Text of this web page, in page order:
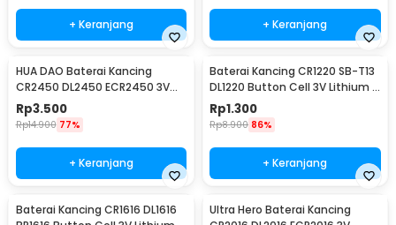
+ Keranjang + Keranjang
HUA DAO Baterai Kancing
CR2450 DL2450 ECR2450 3V
Lithium 1 PCS
Rp3.500
Rp14.900 77%
+ Keranjang
Baterai Kancing CR1220 SB-T13
DL1220 Button Cell 3V Lithium 1
PCS
Rp1.300
Rp8.900 86%
+ Keranjang
Baterai Kancing CR1616 DL1616
Ultra Hero Baterai Kancing